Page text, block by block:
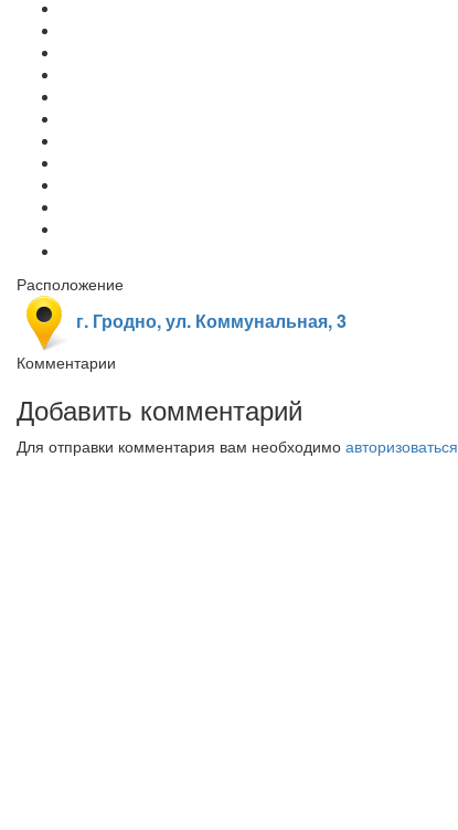
Расположение
г. Гродно, ул. Коммунальная, 3
Комментарии
Добавить комментарий
Для отправки комментария вам необходимо авторизоваться